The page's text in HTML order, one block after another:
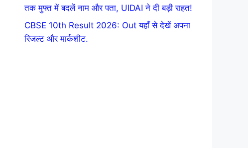
तक मुफ्त में बदलें नाम और पता, UIDAI ने दी बड़ी राहत!
CBSE 10th Result 2026: Out यहाँ से देखें अपना
रिजल्ट और मार्कशीट.